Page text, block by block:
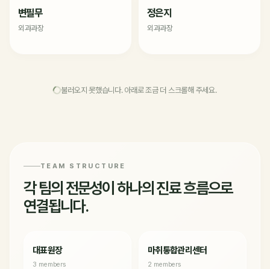
변필무
외과과장
정은지
외과과장
불러오지 못했습니다. 아래로 조금 더 스크롤해 주세요.
TEAM STRUCTURE
각 팀의 전문성이 하나의 진료 흐름으로
연결됩니다.
대표원장
3 members
마취통합관리센터
2 members